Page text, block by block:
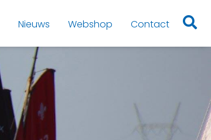
Nieuws Webshop Contact